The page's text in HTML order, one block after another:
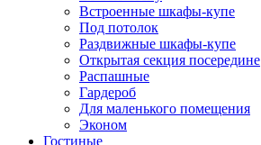
Встроенные шкафы-купе
Под потолок
Раздвижные шкафы-купе
Открытая секция посередине
Распашные
Гардероб
Для маленького помещения
Эконом
Гостиные